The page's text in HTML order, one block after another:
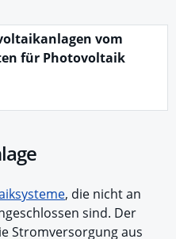
vom
für Photovoltaik
, die nicht an
sind. Der
Stromversorgung aus